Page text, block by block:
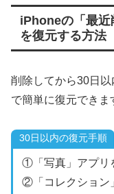
iPhoneの「最近
を復元する方法
削除してから30日
で簡単に復元できま
30日以内の復元手順
①「写真」アプリ
②「コレクション